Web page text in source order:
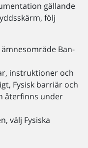
gällande
följ
ämnesområde Ban-
instruktioner och
Fysisk barriär och
återfinns under
välj Fysiska